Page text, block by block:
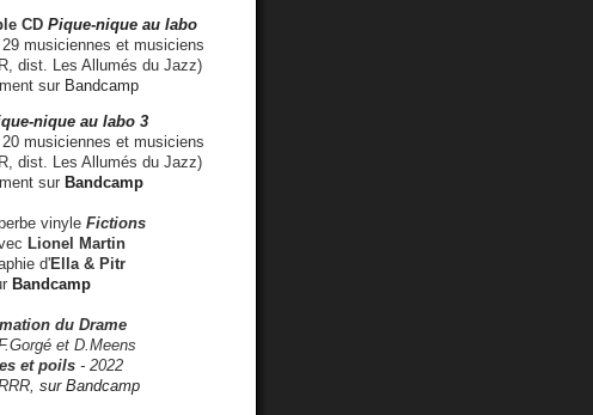
CD Pique-nique au labo
musiciennes et musiciens
dist. Les Allumés du Jazz)
sur Bandcamp
nique au labo 3
musiciennes et musiciens
dist. Les Allumés du Jazz)
sur Bandcamp
vinyle Fictions
Lionel Martin
d'Ella & Pitr
Bandcamp
du Drame
et D.Meens
et poils - 2022
sur Bandcamp